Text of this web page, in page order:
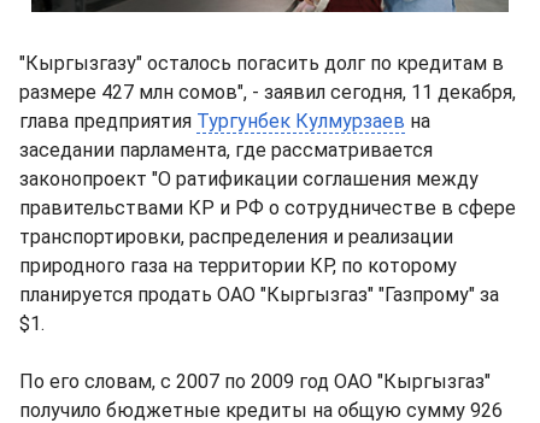
"Кыргызгазу" осталось погасить долг по кредитам в
размере 427 млн сомов", - заявил сегодня, 11 декабря,
глава предприятия Тургунбек Кулмурзаев на
заседании парламента, где рассматривается
законопроект "О ратификации соглашения между
правительствами КР и РФ о сотрудничестве в сфере
транспортировки, распределения и реализации
природного газа на территории КР, по которому
планируется продать ОАО "Кыргызгаз" "Газпрому" за
$1.
По его словам, с 2007 по 2009 год ОАО "Кыргызгаз"
получило бюджетные кредиты на общую сумму 926